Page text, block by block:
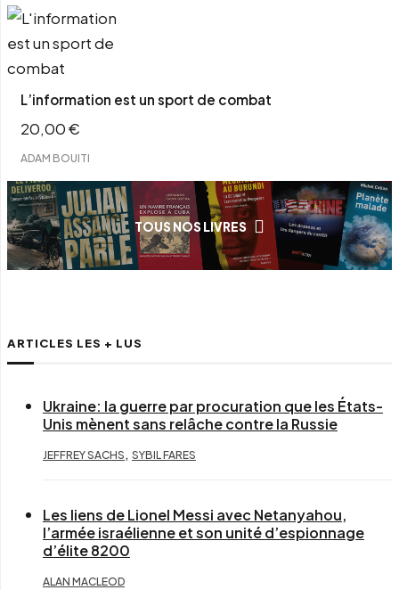
L’information est un sport de combat
20,00€
ADAM BOUITI
TOUS NOS LIVRES
ARTICLES LES + LUS
Ukraine: la guerre par procuration que les États-
Unis mènent sans relâche contre la Russie
JEFFREY SACHS , SYBIL FARES
Les liens de Lionel Messi avec Netanyahou,
l’armée israélienne et son unité d’espionnage
d’élite 8200
ALAN MACLEOD